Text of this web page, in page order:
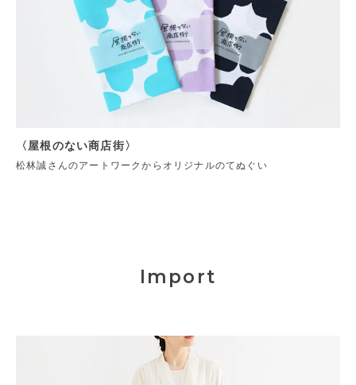
〈屋根のない商店街〉
松林誠さんのアートワークからオリジナルのてぬぐい
Import